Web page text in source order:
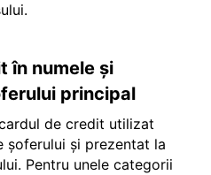
în numele și
principal
de credit utilizat
șoferului și prezentat la
Pentru unele categorii